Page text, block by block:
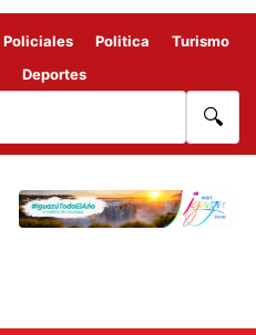
Policiales Politica
Turismo
Deportes
🔍